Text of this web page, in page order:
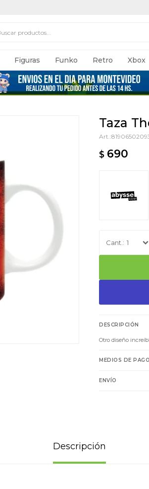
Figuras Funko Retro Xbox
Taza
$ 690
1
DESCRIPCIÓN
Otro diseño
MEDIOS DE PAGO
ENVÍO
Descripción